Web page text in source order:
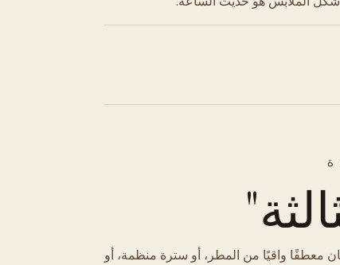
معطفًا واقيًا من المطر، أو سترة منظمة، أو